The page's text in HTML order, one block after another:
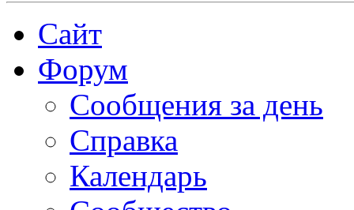
Сайт
Форум
Сообщения за день
Справка
Календарь